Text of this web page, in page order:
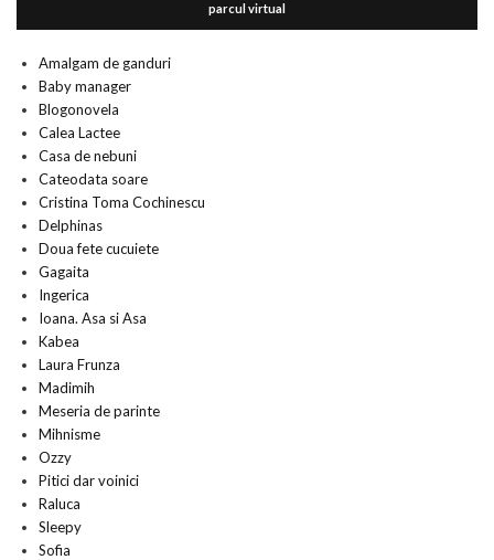
parcul virtual
Amalgam de ganduri
Baby manager
Blogonovela
Calea Lactee
Casa de nebuni
Cateodata soare
Cristina Toma Cochinescu
Delphinas
Doua fete cucuiete
Gagaita
Ingerica
Ioana. Asa si Asa
Kabea
Laura Frunza
Madimih
Meseria de parinte
Mihnisme
Ozzy
Pitici dar voinici
Raluca
Sleepy
Sofia